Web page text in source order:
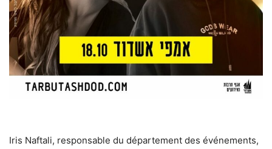
Iris Naftali, responsable du département des événements,